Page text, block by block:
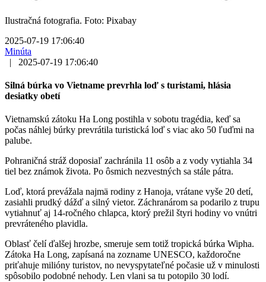
Ilustračná fotografia. Foto: Pixabay
2025-07-19 17:06:40
Minúta
|
2025-07-19 17:06:40
Silná búrka vo Vietname prevrhla loď s turistami, hlásia
desiatky obetí
Vietnamskú zátoku Ha Long postihla v sobotu tragédia, keď sa
počas náhlej búrky prevrátila turistická loď s viac ako 50 ľuďmi na
palube.
Pohraničná stráž doposiaľ zachránila 11 osôb a z vody vytiahla 34
tiel bez známok života. Po ôsmich nezvestných sa stále pátra.
Loď, ktorá prevážala najmä rodiny z Hanoja, vrátane vyše 20 detí,
zasiahli prudký dážď a silný vietor. Záchranárom sa podarilo z trupu
vytiahnuť aj 14-ročného chlapca, ktorý prežil štyri hodiny vo vnútri
prevráteného plavidla.
Oblasť čelí ďalšej hrozbe, smeruje sem totiž tropická búrka Wipha.
Zátoka Ha Long, zapísaná na zozname UNESCO, každoročne
priťahuje milióny turistov, no nevyspytateľné počasie už v minulosti
spôsobilo podobné nehody. Len vlani sa tu potopilo 30 lodí.